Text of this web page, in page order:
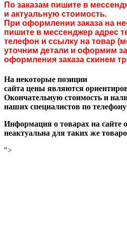
По заказам пишите в
и актуальную стоимость.
При оформлении заказа на
пишите в мессенджер адрес
телефон и ссылку на товар
уточним детали и оформим
оформления заказа скинем
На некоторые позиции
сайта цены являются
Окончательную стоимость и
наших специалистов по
Информация о товарах на сайте
неактуальна для таких же
">